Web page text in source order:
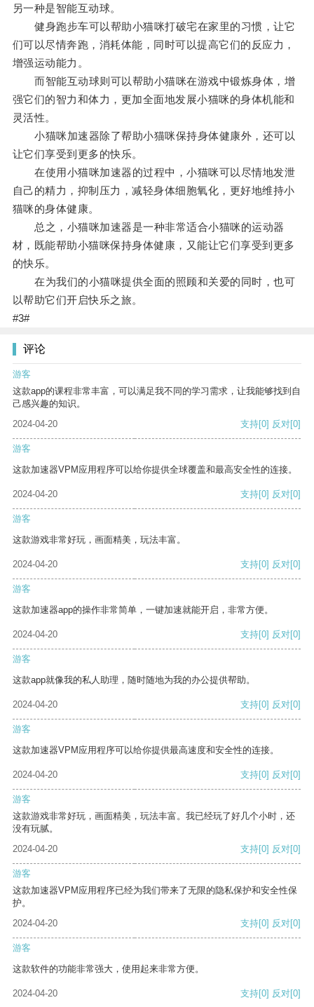
另一种是智能互动球。
健身跑步车可以帮助小猫咪打破宅在家里的习惯，让它
们可以尽情奔跑，消耗体能，同时可以提高它们的反应力，
增强运动能力。
而智能互动球则可以帮助小猫咪在游戏中锻炼身体，增
强它们的智力和体力，更加全面地发展小猫咪的身体机能和
灵活性。
小猫咪加速器除了帮助小猫咪保持身体健康外，还可以
让它们享受到更多的快乐。
在使用小猫咪加速器的过程中，小猫咪可以尽情地发泄
自己的精力，抑制压力，减轻身体细胞氧化，更好地维持小
猫咪的身体健康。
总之，小猫咪加速器是一种非常适合小猫咪的运动器
材，既能帮助小猫咪保持身体健康，又能让它们享受到更多
的快乐。
在为我们的小猫咪提供全面的照顾和关爱的同时，也可
以帮助它们开启快乐之旅。
#3#
评论
游客
这款app的课程非常丰富，可以满足我不同的学习需求，让我能够找到自
己感兴趣的知识。
2024-04-20
支持[0] 反对[0]
游客
这款加速器VPM应用程序可以给你提供全球覆盖和最高安全性的连接。
2024-04-20 支持[0] 反对[0]
游客
这款游戏非常好玩，画面精美，玩法丰富。
2024-04-20 支持[0] 反对[0]
游客
这款加速器app的操作非常简单，一键加速就能开启，非常方便。
2024-04-20 支持[0] 反对[0]
游客
这款app就像我的私人助理，随时随地为我的办公提供帮助。
2024-04-20 支持[0] 反对[0]
游客
这款加速器VPM应用程序可以给你提供最高速度和安全性的连接。
2024-04-20 支持[0] 反对[0]
游客
这款游戏非常好玩，画面精美，玩法丰富。我已经玩了好几个小时，还
没有玩腻。
2024-04-20
支持[0] 反对[0]
游客
这款加速器VPM应用程序已经为我们带来了无限的隐私保护和安全性保
护。
2024-04-20
支持[0] 反对[0]
游客
这款软件的功能非常强大，使用起来非常方便。
2024-04-20 支持[0] 反对[0]